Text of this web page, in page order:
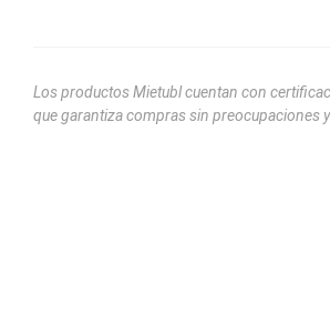
Los productos Mietubl cuentan con
que garantiza compras sin preocupaciones